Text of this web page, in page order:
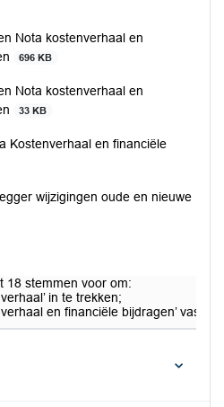
Nota kostenverhaal en
696 KB
Nota kostenverhaal en
33 KB
Kostenverhaal en financiële
wijzigingen oude en nieuwe
18 stemmen voor om:
in te trekken;
en financiële bijdragen’ vast te